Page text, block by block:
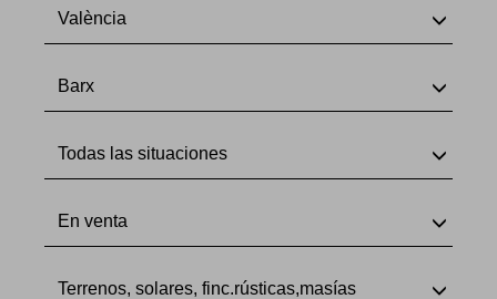
València
Barx
Todas las situaciones
En venta
Terrenos, solares, finc.rústicas,masías